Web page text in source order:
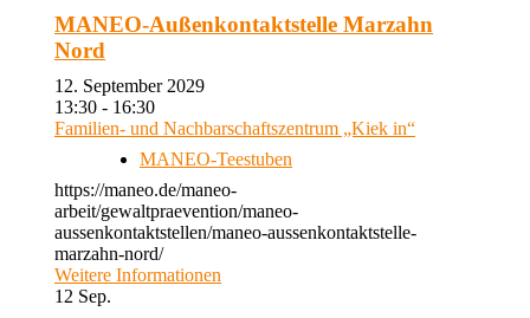
MANEO-Außenkontaktstelle Marzahn
Nord
12. September 2029
13:30 - 16:30
Familien- und Nachbarschaftszentrum „Kiek in“
MANEO-Teestuben
https://maneo.de/maneo-
arbeit/gewaltpraevention/maneo-
aussenkontaktstellen/maneo-aussenkontaktstelle-
marzahn-nord/
Weitere Informationen
12 Sep.